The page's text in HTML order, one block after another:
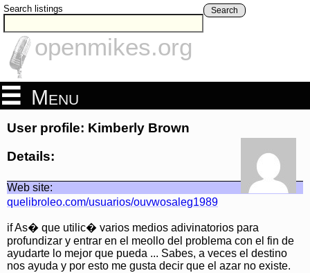
Search listings Search
openmikes.org
Menu
User profile: Kimberly Brown
Details:
Web site:
quelibroleo.com/usuarios/ouvwosaleg1989
if As� que utilic� varios medios adivinatorios para
profundizar y entrar en el meollo del problema con el fin de
ayudarte lo mejor que pueda ... Sabes, a veces el destino
nos ayuda y por esto me gusta decir que el azar no existe.